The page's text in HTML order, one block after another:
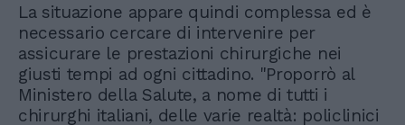
La situazione appare quindi complessa ed è
necessario cercare di intervenire per
assicurare le prestazioni chirurgiche nei
giusti tempi ad ogni cittadino. "Proporrò al
Ministero della Salute, a nome di tutti i
chirurghi italiani, delle varie realtà: policlinici